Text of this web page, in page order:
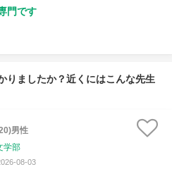
門です
りましたか？近くにはこんな先生
男性
学部
08-03